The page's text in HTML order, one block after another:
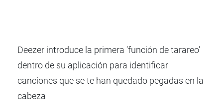
Deezer introduce la primera ‘función de tarareo’
dentro de su aplicación para identificar
canciones que se te han quedado pegadas en la
cabeza